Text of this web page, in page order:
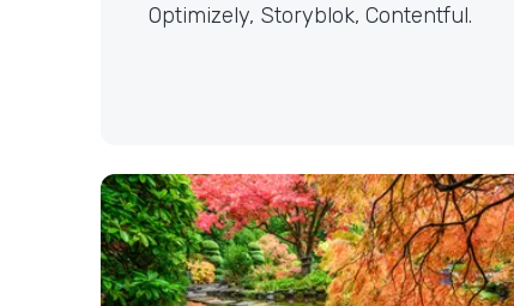
Optimizely, Storyblok, Contentful.
UX/UI Design